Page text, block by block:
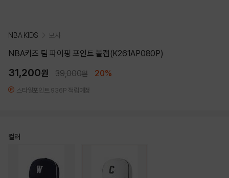
NBA KIDS 모자
NBA키즈 팀 파이핑 포인트 볼캡(K261AP080P)
31,200원 39,000원 20%
스타일포인트 936P 적립예정
컬러